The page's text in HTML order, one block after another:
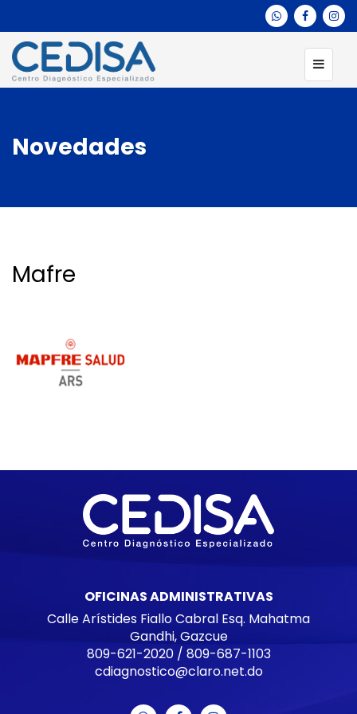
Novedades
Mafre
OFICINAS ADMINISTRATIVAS
Calle Arístides Fiallo Cabral Esq. Mahatma
Gandhi, Gazcue
809-621-2020/ 809-687-1103
cdiagnostico@claro.net.do